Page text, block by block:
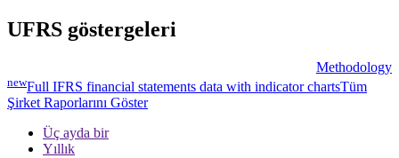
UFRS göstergeleri
Methodology
newFull IFRS financial statements data with indicator chartsTüm
Şirket Raporlarını Göster
Üç ayda bir
Yıllık